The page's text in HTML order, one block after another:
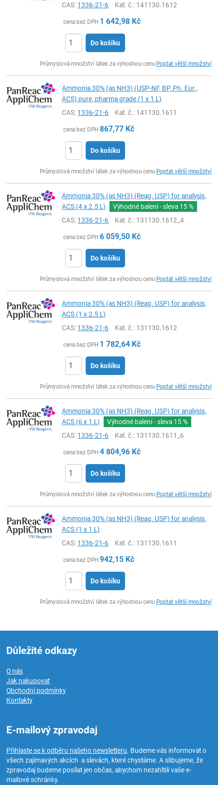
CAS: 1336-21-6 Kat. č.: 141130.1612
cena bez DPH 1 642,98 Kč
Do košíku
Průmyslová množství látek za výhodnou cenu Poptat větší množství
Ammonia 30% (as NH3) (USP-NF, BP, Ph. Eur.,
ACS) pure, pharma grade (1 x 1 L)
CAS: 1336-21-6 Kat. č.: 141130.1611
cena bez DPH 867,77 Kč
Do košíku
Průmyslová množství látek za výhodnou cenu Poptat větší množství
Ammonia 30% (as NH3) (Reag. USP) for analysis,
ACS (4 x 2.5 L)
Výhodné balení - sleva 15 %
CAS: 1336-21-6 Kat. č.: 131130.1612_4
cena bez DPH 6 059,50 Kč
Do košíku
Průmyslová množství látek za výhodnou cenu Poptat větší množství
Ammonia 30% (as NH3) (Reag. USP) for analysis,
ACS (1 x 2.5 L)
CAS: 1336-21-6 Kat. č.: 131130.1612
cena bez DPH 1 782,64 Kč
Do košíku
Průmyslová množství látek za výhodnou cenu Poptat větší množství
Ammonia 30% (as NH3) (Reag. USP) for analysis,
ACS (6 x 1 L)
Výhodné balení - sleva 15 %
CAS: 1336-21-6 Kat. č.: 131130.1611_6
cena bez DPH 4 804,96 Kč
Do košíku
Průmyslová množství látek za výhodnou cenu Poptat větší množství
Ammonia 30% (as NH3) (Reag. USP) for analysis,
ACS (1 x 1 L)
CAS: 1336-21-6 Kat. č.: 131130.1611
cena bez DPH 942,15 Kč
Do košíku
Průmyslová množství látek za výhodnou cenu Poptat větší množství
Důležité odkazy
O nás
Jak nakupovat
Obchodní podmínky
Kontakty
E-mailový zpravodaj
Přihlaste se k odběru našeho newsletteru. Budeme vás informovat o
všech zajímavých akcích a slevách, které chystáme. A slibujeme, že
zpravodaj budeme posílat jen občas, abychom nezahltili vaše e-
mailové schránky.